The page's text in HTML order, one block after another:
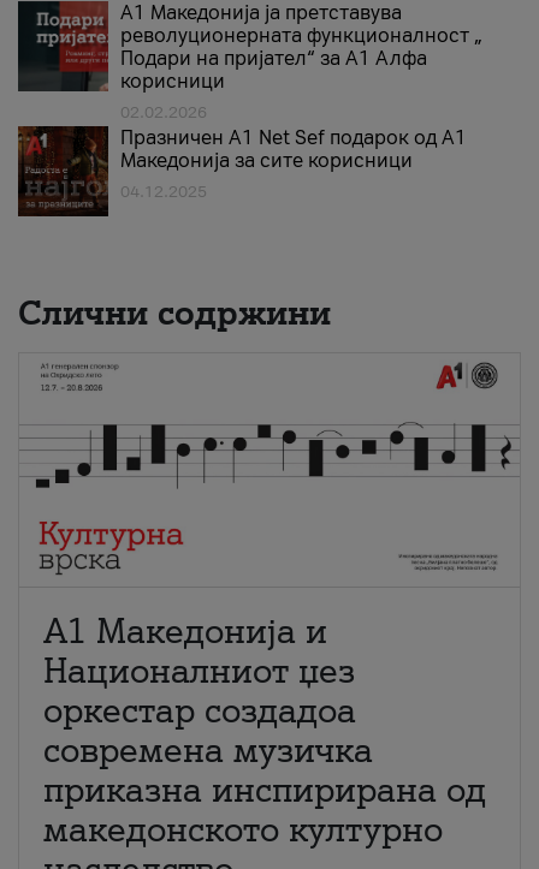
А1 Македонија ја претставува
револуционерната функционалност „
Подари на пријател“ за А1 Алфа
корисници
02.02.2026
Празничен A1 Net Sеf подарок од А1
Македонија за сите корисници
04.12.2025
Слични содржини
А1 Македонија и
Националниот џез
оркестар создадоа
современа музичка
приказна инспирирана од
македонското културно